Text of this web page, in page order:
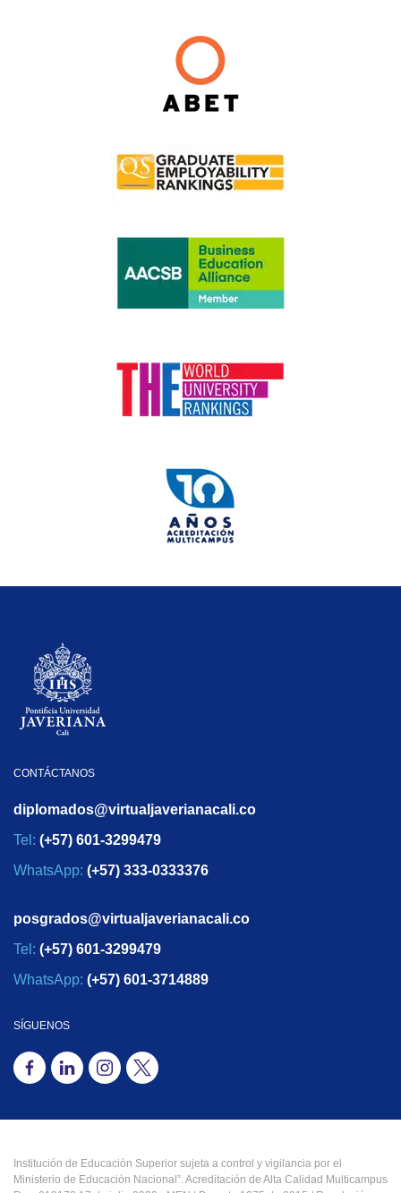
CONTÁCTANOS
diplomados@virtualjaverianacali.co
Tel: (+57) 601-3299479
WhatsApp: (+57) 333-0333376
posgrados@virtualjaverianacali.co
Tel: (+57) 601-3299479
WhatsApp: (+57) 601-3714889
SÍGUENOS
Institución de Educación Superior sujeta a control y vigilancia por el
Ministerio de Educación Nacional”. Acreditación de Alta Calidad Multicampus